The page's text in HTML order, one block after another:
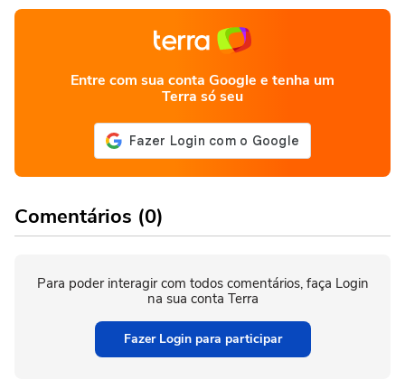
Entre com sua conta Google e tenha um
Terra só seu
Comentários (0)
Para poder interagir com todos comentários, faça Login
na sua conta Terra
Fazer Login para participar